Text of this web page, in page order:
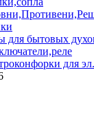
бытовых
для